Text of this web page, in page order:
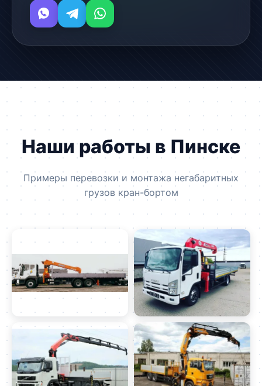
Наши работы в Пинске
Примеры перевозки и монтажа негабаритных
грузов кран-бортом